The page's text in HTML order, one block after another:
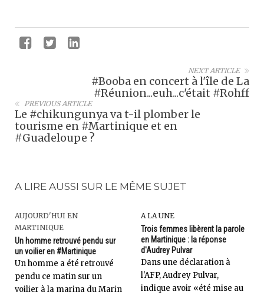
NEXT ARTICLE
#Booba en concert à l'île de La
#Réunion...euh...c'était #Rohff
PREVIOUS ARTICLE
Le #chikungunya va t-il plomber le
tourisme en #Martinique et en
#Guadeloupe ?
A LIRE AUSSI SUR LE MÊME SUJET
AUJOURD'HUI EN
MARTINIQUE
Un homme retrouvé pendu sur
un voilier en #Martinique
Un homme a été retrouvé
pendu ce matin sur un
voilier à la marina du Marin
A LA UNE
Trois femmes libèrent la parole
en Martinique : la réponse
d'Audrey Pulvar
Dans une déclaration à
l'AFP, Audrey Pulvar,
indique avoir «été mise au